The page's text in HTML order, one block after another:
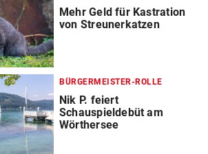
Mehr Geld für Kastration
von Streunerkatzen
BÜRGERMEISTER-ROLLE
Nik P. feiert
Schauspieldebüt am
Wörthersee